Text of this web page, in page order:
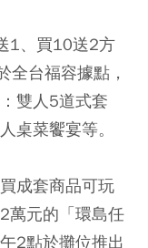
1、買10送2方
台福容據點，
雙人5道式套
桌菜饗宴等。
成套商品可玩
萬元的「環島任
2點於攤位推出